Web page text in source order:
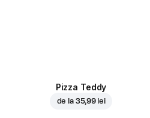
Pizza Teddy
de la 35,99 lei